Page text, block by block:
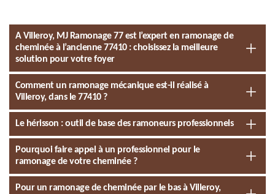
A Villeroy, MJ Ramonage 77 est l’expert en ramonage de
cheminée à l’ancienne 77410 : choisissez la meilleure
solution pour votre foyer
Comment un ramonage mécanique est-il réalisé à
Villeroy, dans le 77410 ?
Le hérisson : outil de base des ramoneurs professionnels
Pourquoi faire appel à un professionnel pour le
ramonage de votre cheminée ?
Pour un ramonage de cheminée par le bas à Villeroy,